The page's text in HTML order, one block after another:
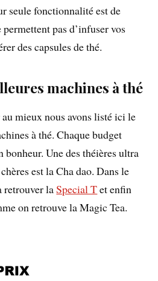
seule fonctionnalité est de
pas d’infuser vos
des capsules de thé.
machines à thé
mieux nous avons listé ici le
à thé. Chaque budget
bonheur. Une des théières ultra
est la Cha dao. Dans le
retrouver laSpecial Tet enfin
on retrouve la Magic Tea.